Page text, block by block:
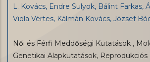
L. Kovács, Endre Sulyok, Bálint Farkas,
Viola Vértes, Kálmán Kovács, József
Női és Férfi Meddőségi Kutatások ,
Genetikai Alapkutatások,